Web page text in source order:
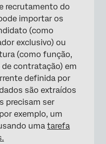
recrutamento do
importar os
(como
exclusivo) ou
(como função,
contratação) em
definida por
são extraídos
precisam ser
exemplo, um
uma tarefa